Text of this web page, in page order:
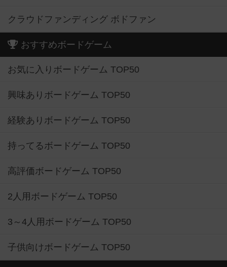
クラウドファンディング ボドファン
おすすめボードゲーム
お気に入りボードゲーム TOP50
興味ありボードゲーム TOP50
経験ありボードゲーム TOP50
持ってるボードゲーム TOP50
高評価ボードゲーム TOP50
2人用ボードゲーム TOP50
3～4人用ボードゲーム TOP50
子供向けボードゲーム TOP50